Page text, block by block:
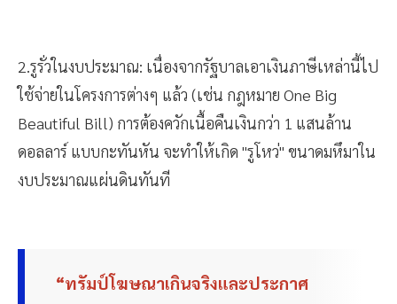
2.รูรั่วในงบประมาณ: เนื่องจากรัฐบาลเอาเงินภาษีเหล่านี้ไป
ใช้จ่ายในโครงการต่างๆ แล้ว (เช่น กฎหมาย One Big
Beautiful Bill) การต้องควักเนื้อคืนเงินกว่า 1 แสนล้าน
ดอลลาร์ แบบกะทันหัน จะทำให้เกิด "รูโหว่" ขนาดมหึมาใน
งบประมาณแผ่นดินทันที
“ทรัมป์โฆษณาเกินจริงและประกาศ